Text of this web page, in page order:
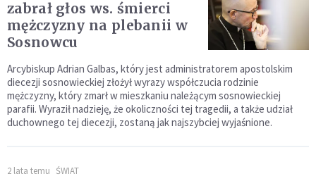
zabrał głos ws. śmierci
mężczyzny na plebanii w
Sosnowcu
Arcybiskup Adrian Galbas, który jest administratorem apostolskim
diecezji sosnowieckiej złożył wyrazy współczucia rodzinie
mężczyzny, który zmarł w mieszkaniu należącym sosnowieckiej
parafii. Wyraził nadzieję, że okoliczności tej tragedii, a także udział
duchownego tej diecezji, zostaną jak najszybciej wyjaśnione.
2 lata temu ŚWIAT